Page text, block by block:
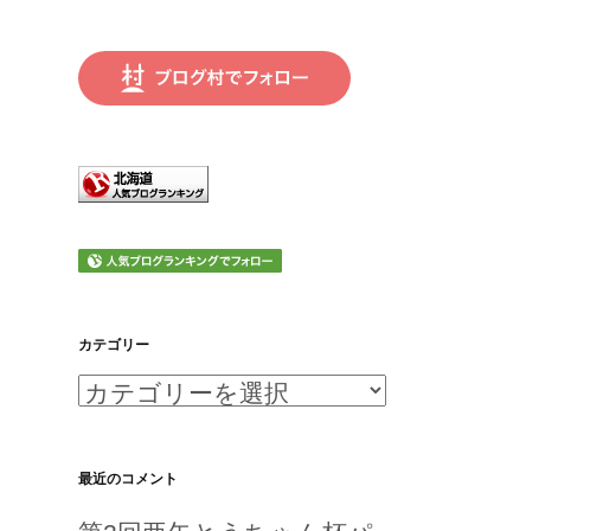
カテゴリー
カ
ゴ
最近のコメント